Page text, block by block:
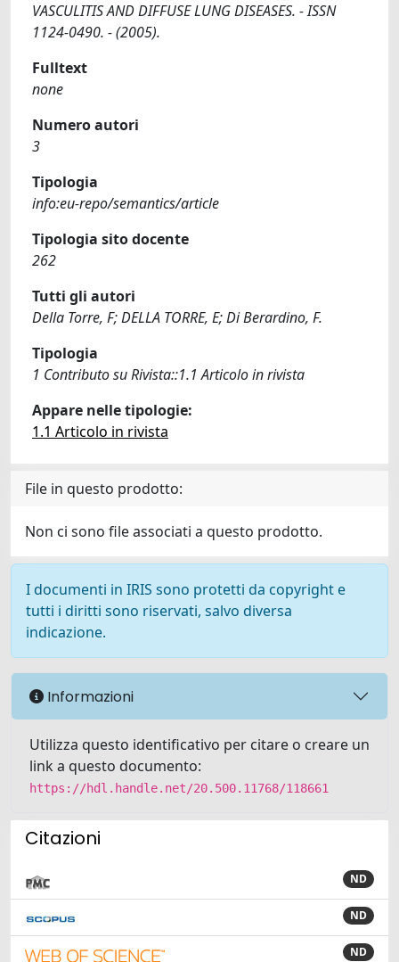
VASCULITIS AND DIFFUSE LUNG DISEASES. - ISSN
1124-0490. - (2005).
Fulltext
none
Numero autori
3
Tipologia
info:eu-repo/semantics/article
Tipologia sito docente
262
Tutti gli autori
Della Torre, F; DELLA TORRE, E; Di Berardino, F.
Tipologia
1 Contributo su Rivista::1.1 Articolo in rivista
Appare nelle tipologie:
1.1 Articolo in rivista
File in questo prodotto:
Non ci sono file associati a questo prodotto.
I documenti in IRIS sono protetti da copyright e
tutti i diritti sono riservati, salvo diversa
indicazione.
Informazioni
Utilizza questo identificativo per citare o creare un
link a questo documento:
https://hdl.handle.net/20.500.11768/118661
Citazioni
ND
ND
ND